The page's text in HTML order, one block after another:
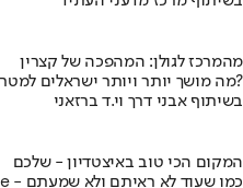
מהמרכז לגולן: המהפכה של קצרין
מה מושך יותר ויותר ישראלים למטרופולין המתפתח של האזור היפה במדינה?
בשיתוף אבני דרך וי.ד ברזאני
המקום הכי טוב באיצטדיון - שלכם
המונדיאל עם מסכי Dreame - כמו שעוד לא ראיתם ולא שמעתם